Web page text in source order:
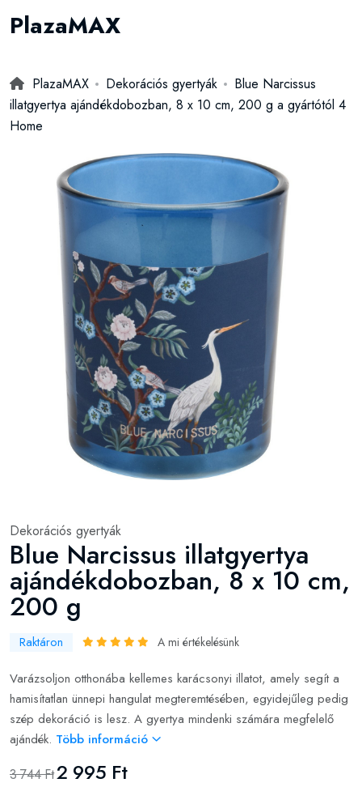
PlazaMAX
PlazaMAX Dekorációs gyertyák
Blue Narcissus
illatgyertya ajándékdobozban, 8 x 10 cm, 200 g a gyártótól 4
Home
Dekorációs gyertyák
Blue Narcissus illatgyertya
ajándékdobozban, 8 x 10 cm,
200 g
Raktáron A mi értékelésünk
Varázsoljon otthonába kellemes karácsonyi illatot, amely segít a
hamisítatlan ünnepi hangulat megteremtésében, egyidejűleg pedig
szép dekoráció is lesz. A gyertya mindenki számára megfelelő
ajándék. Több információ
3 744 Ft2 995 Ft